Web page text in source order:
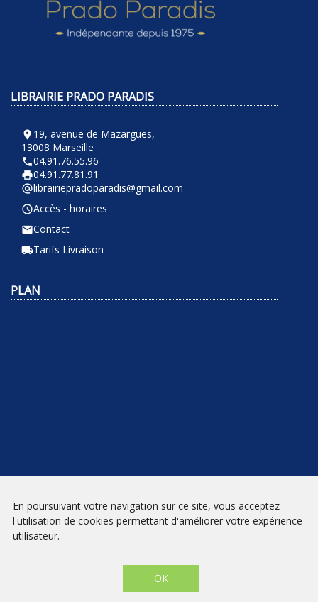
LIBRAIRIE PRADO PARADIS
room 19, avenue de Mazargues,
13008 Marseille
phone04.91.76.55.96
local_printshop04.91.77.81.91
alternate_emaillibrairiepradoparadis@gmail.com
query_builderAccès - horaires
emailContact
local_shippingTarifs Livraison
PLAN
INSCRIPTION
Paradis - Marseille © 2026 - Site créé par
En poursuivant votre navigation sur ce site, vous acceptez
l'utilisation de cookies permettant d'améliorer votre expérience
utilisateur.
OK